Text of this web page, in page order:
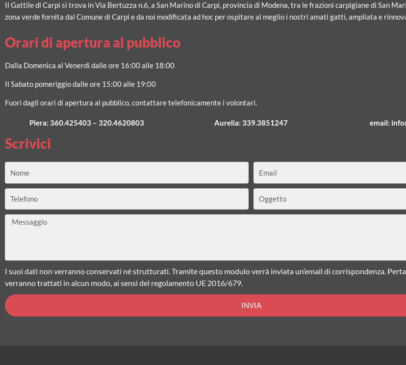
Il Gattile di Carpi si trova in Via Bertuzza n.6, a San Marino di Carpi, provincia di Modena, tra le frazioni carpigiane di San
zona verde fornita dal Comune di Carpi e da noi modificata ad hoc per ospitare al meglio i nostri amati gatti, ampliata e
Orari di apertura al pubblico
Dalla Domenica al Venerdì dalle ore 16:00 alle 18:00
Il Sabato pomeriggio dalle ore 15:00 alle 19:00
Fuori dagli orari di apertura al pubblico, contattare telefonicamente i volontari.
Piera:360.425403 –320.4620803 Aurelia: 339.3851247 email:
Scrivici
Messaggio
I suoi dati non verranno conservati né strutturati. Tramite questo modulo verrà inviata un’email di corrispondenza.
verranno trattati in alcun modo, ai sensi del regolamento UE 2016/679.
INVIA